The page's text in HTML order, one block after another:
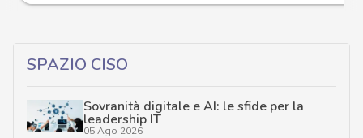
SPAZIO CISO
Sovranità digitale e AI: le sfide per la
leadership IT
05 Ago 2026